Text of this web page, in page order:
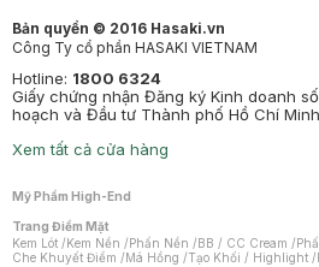
Bản quyền © 2016 Hasaki.vn
Công Ty cổ phần HASAKI VIETNAM
Hotline: 1800 6324
Giấy chứng nhận Đăng ký Kinh doanh
hoạch và Đầu tư Thành phố Hồ Chí
Xem tất cả cửa hàng
Mỹ Phẩm High-End
Trang Điểm Mặt
Kem Lót /Kem Nền /Phấn Nền /BB / CC Cream /
Che Khuyết Điểm /Má Hồng /Tạo Khối / Highlight /